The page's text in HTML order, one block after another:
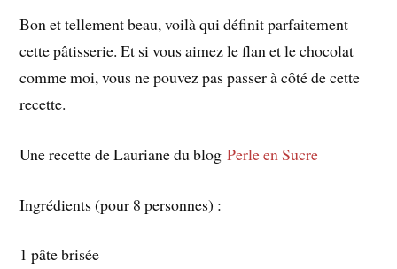
Bon et tellement beau, voilà qui définit parfaitement
cette pâtisserie. Et si vous aimez le flan et le chocolat
comme moi, vous ne pouvez pas passer à côté de cette
recette.
Une recette de Lauriane du blogPerle en Sucre
Ingrédients (pour 8 personnes) :
1 pâte brisée